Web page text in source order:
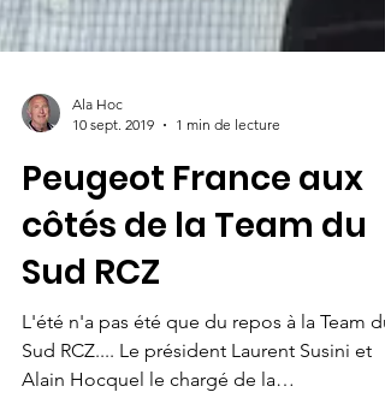
10 sept. 2019
1 min de lecture
Peugeot France aux
côtés de la Team du
Sud RCZ
L'été n'a pas été que du repos à la Team du
Sud RCZ.... Le président Laurent Susini et